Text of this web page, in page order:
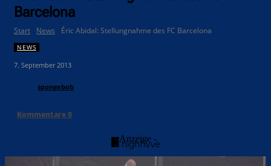
Barcelona
Start News Éric Abidal: Stellungnahme des FC Barcelona
NEWS
7. September 2013
spongebob
Kommentare0
- Anzeige -